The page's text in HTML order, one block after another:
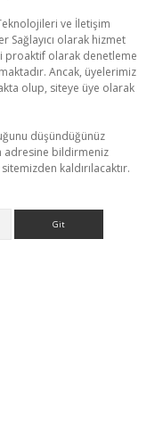
ve İletişim
Sağlayıcı olarak hizmet
proaktif olarak denetleme
Ancak, üyelerimiz
olup, siteye üye olarak
düşündüğünüz
adresine bildirmeniz
kaldırılacaktır.